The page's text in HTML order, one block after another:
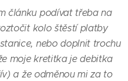
článku podívat třeba na
kolo štěstí platby
nebo doplnit trochu
moje kretitka je debitka
a že odměnou mi za to